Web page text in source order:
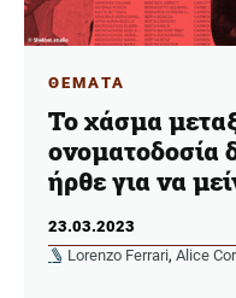
ΘΕΜΑΤΑ
Το χάσμα
ονοματοδοσία
ήρθε για να
23.03.2023
Lorenzo Ferrari, Alice